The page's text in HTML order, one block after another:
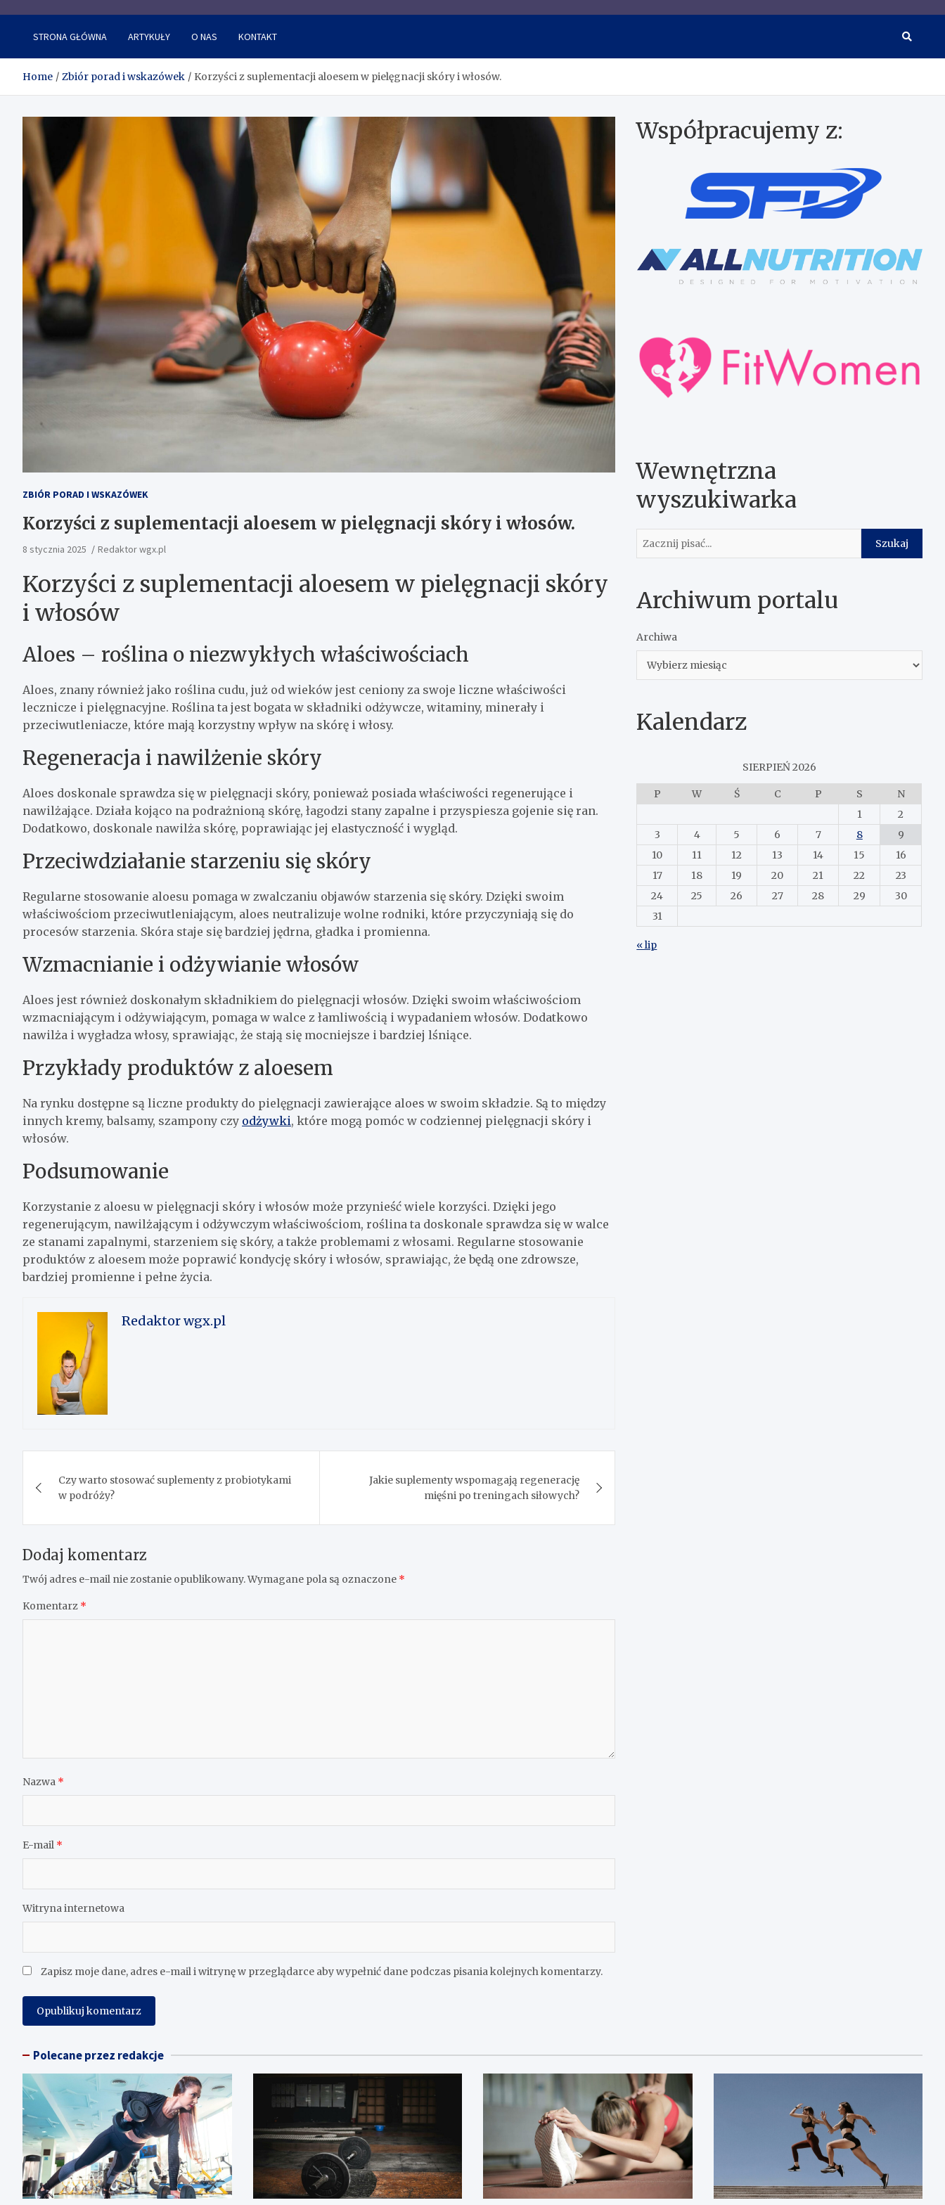
Internetowa baza porad i wskazówek o siłowni, odżywkach i suplementacji
STRONA GŁÓWNA ARTYKUŁY O NAS KONTAKT
Home Zbiór porad i wskazówek Korzyści z suplementacji aloesem w pielęgnacji skóry i włosów.
ZBIÓR PORAD I WSKAZÓWEK
Korzyści z suplementacji aloesem w pielęgnacji skóry i włosów.
8 stycznia 2025 Redaktor wgx.pl
Korzyści z suplementacji aloesem w pielęgnacji skóry
i włosów
Aloes – roślina o niezwykłych właściwościach
Aloes, znany również jako roślina cudu, już od wieków jest ceniony za swoje liczne właściwości
lecznicze i pielęgnacyjne. Roślina ta jest bogata w składniki odżywcze, witaminy, minerały i
przeciwutleniacze, które mają korzystny wpływ na skórę i włosy.
Regeneracja i nawilżenie skóry
Aloes doskonale sprawdza się w pielęgnacji skóry, ponieważ posiada właściwości regenerujące i
nawilżające. Działa kojąco na podrażnioną skórę, łagodzi stany zapalne i przyspiesza gojenie się ran.
Dodatkowo, doskonale nawilża skórę, poprawiając jej elastyczność i wygląd.
Przeciwdziałanie starzeniu się skóry
Regularne stosowanie aloesu pomaga w zwalczaniu objawów starzenia się skóry. Dzięki swoim
właściwościom przeciwutleniającym, aloes neutralizuje wolne rodniki, które przyczyniają się do
procesów starzenia. Skóra staje się bardziej jędrna, gładka i promienna.
Wzmacnianie i odżywianie włosów
Aloes jest również doskonałym składnikiem do pielęgnacji włosów. Dzięki swoim właściwościom
wzmacniającym i odżywiającym, pomaga w walce z łamliwością i wypadaniem włosów. Dodatkowo
nawilża i wygładza włosy, sprawiając, że stają się mocniejsze i bardziej lśniące.
Przykłady produktów z aloesem
Na rynku dostępne są liczne produkty do pielęgnacji zawierające aloes w swoim składzie. Są to między
innych kremy, balsamy, szampony czy odżywki, które mogą pomóc w codziennej pielęgnacji skóry i
włosów.
Podsumowanie
Korzystanie z aloesu w pielęgnacji skóry i włosów może przynieść wiele korzyści. Dzięki jego
regenerującym, nawilżającym i odżywczym właściwościom, roślina ta doskonale sprawdza się w walce
ze stanami zapalnymi, starzeniem się skóry, a także problemami z włosami. Regularne stosowanie
produktów z aloesem może poprawić kondycję skóry i włosów, sprawiając, że będą one zdrowsze,
bardziej promienne i pełne życia.
Redaktor wgx.pl
wpisu
Czy warto stosować suplementy z probiotykami
w podróży?
Jakie suplementy wspomagają regenerację
mięśni po treningach siłowych?
Dodaj komentarz
Twój adres e-mail nie zostanie opublikowany.Wymagane pola są oznaczone *
Komentarz *
Nazwa *
E-mail *
Witryna internetowa
Zapisz moje dane, adres e-mail i witrynę w przeglądarce aby wypełnić dane podczas pisania kolejnych komentarzy.
Współpracujemy z:
Wewnętrzna
wyszukiwarka
Szukaj
Archiwum portalu
Archiwa
Kalendarz
SIERPIEŃ 2026
P W Ś C P S
N
1
2
3
4 5 6 7 8
9
10
11 12 13 14 15
16
17
18 19 20 21 22
23
24
25 26 27 28 29
30
31
« lip
Polecane przez redakcje